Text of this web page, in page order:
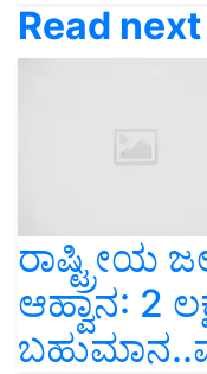
Read next
ರಾಷ್ಟ್ರೀಯ
ಆಹ್ವಾನ: 2